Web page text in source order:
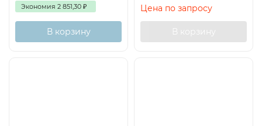
Экономия 2 851,30 ₽
В корзину
Цена по запросу
В корзину